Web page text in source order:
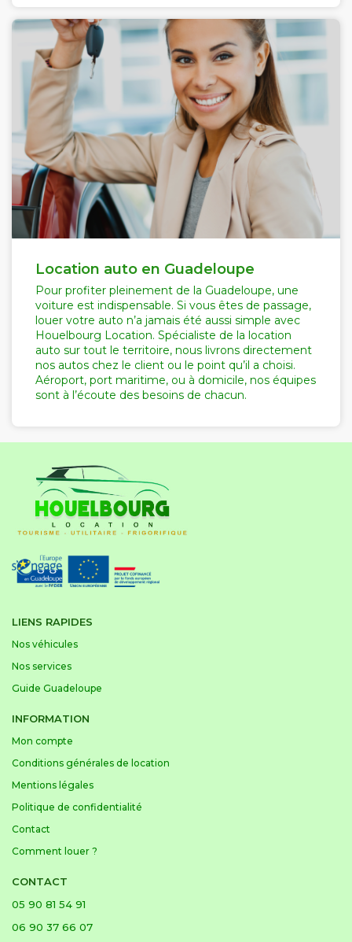
Location auto en Guadeloupe
Pour profiter pleinement de la Guadeloupe, une
voiture est indispensable. Si vous êtes de passage,
louer votre auto n’a jamais été aussi simple avec
Houelbourg Location. Spécialiste de la location
auto sur tout le territoire, nous livrons directement
nos autos chez le client ou le point qu’il a choisi.
Aéroport, port maritime, ou à domicile, nos équipes
sont à l’écoute des besoins de chacun.
LIENS RAPIDES
Nos véhicules
Nos services
Guide Guadeloupe
INFORMATION
Mon compte
Conditions générales de location
Mentions légales
Politique de confidentialité
Contact
Comment louer ?
CONTACT
05 90 81 54 91
06 90 37 66 07